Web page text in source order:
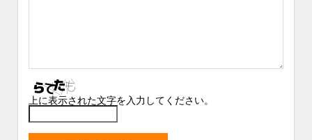
上に表示された文字を入力してください。